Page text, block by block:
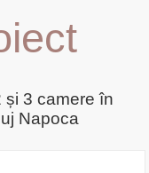
și 3 camere în
Napoca